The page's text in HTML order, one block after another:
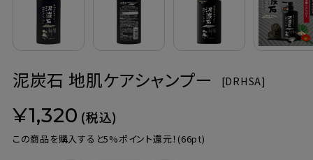
ご利用案内
よくあるご質問
会員登録でお得
NEWS一覧
泥炭石 地肌ケアシャンプー [DRHSA]
¥1,320 (税込)
この商品を購入すると5%ポイント還元！ (66pt)